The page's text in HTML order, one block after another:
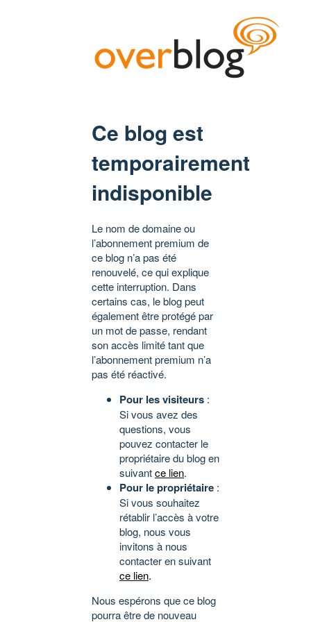
Ce blog est
temporairement
indisponible
Le nom de domaine ou
l’abonnement premium de
ce blog n’a pas été
renouvelé, ce qui explique
cette interruption. Dans
certains cas, le blog peut
également être protégé par
un mot de passe, rendant
son accès limité tant que
l’abonnement premium n’a
pas été réactivé.
Pour les visiteurs :
Si vous avez des
questions, vous
pouvez contacter le
propriétaire du blog en
suivantce lien.
Pour le propriétaire :
Si vous souhaitez
rétablir l’accès à votre
blog, nous vous
invitons à nous
contacter en suivant
ce lien.
Nous espérons que ce blog
pourra être de nouveau